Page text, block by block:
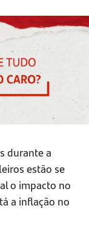
durante a
estão se
o impacto no
a inflação no